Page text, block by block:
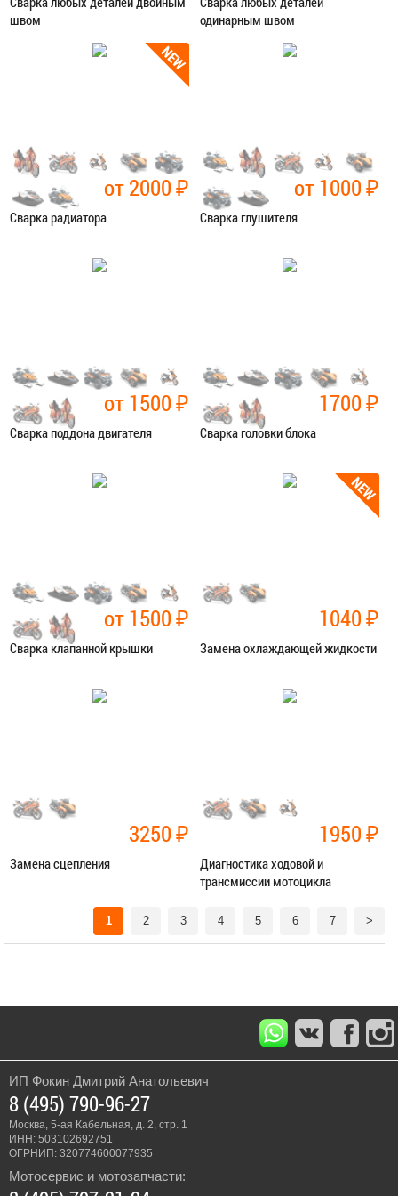
швом
Сварочные работы
одинарным швом
Сварочные работы
от 2000₽
Сварка радиатора
Сварочные работы
от 1000₽
Сварка глушителя
Сварочные работы
от 1500₽
Сварка поддона двигателя
Сварочные работы
1700₽
Сварка головки блока
Сварочные работы
от 1500₽
Сварка клапанной крышки
Сварочные работы
1040₽
Замена охлаждающей жидкости
Ремонт сист.
3250₽
Замена сцепления
1950₽
Диагностика ходовой и
трансмиссии мотоцикла
1 2 3 4 5 6 7 >
ИП Фокин Дмитрий Анатольевич
8 (495) 790-96-27
Москва, 5-ая Кабельная, д. 2, стр. 1
ИНН: 503102692751
ОГРНИП: 320774600077935
Мотосервис и мотозапчасти: